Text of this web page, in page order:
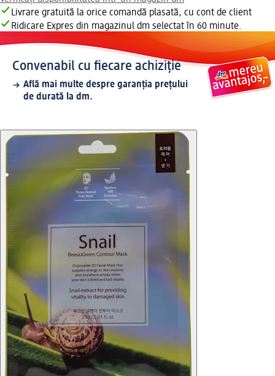
Livrare gratuită la orice comandă plasată, cu cont de client
Ridicare Expres din magazinul dm selectat în 60 minute.
Convenabil cu fiecare achiziție
Află mai multe despre garanția prețului
de durată la dm.